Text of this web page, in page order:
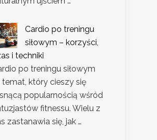
Cardio po treningu
siłowym – korzyści,
i techniki
po treningu siłowym
który cieszy się
popularnością wśród
fitnessu. Wielu z
zastanawia się, jak …